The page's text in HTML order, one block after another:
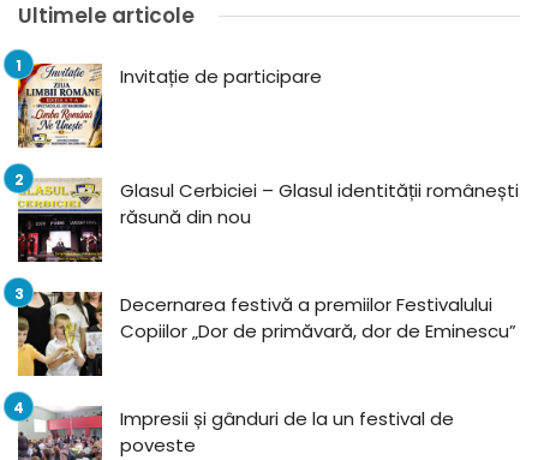
Ultimele articole
Invitație de participare
Glasul Cerbiciei – Glasul identității românești
răsună din nou
Decernarea festivă a premiilor Festivalului
Copiilor „Dor de primăvară, dor de Eminescu”
Impresii și gânduri de la un festival de
poveste